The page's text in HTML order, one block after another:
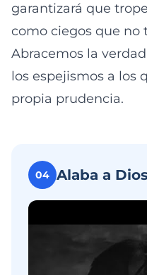
garantizará que
como ciegos que no
Abracemos la
los espejismos a los
propia prudencia.
04 Alaba a Dios